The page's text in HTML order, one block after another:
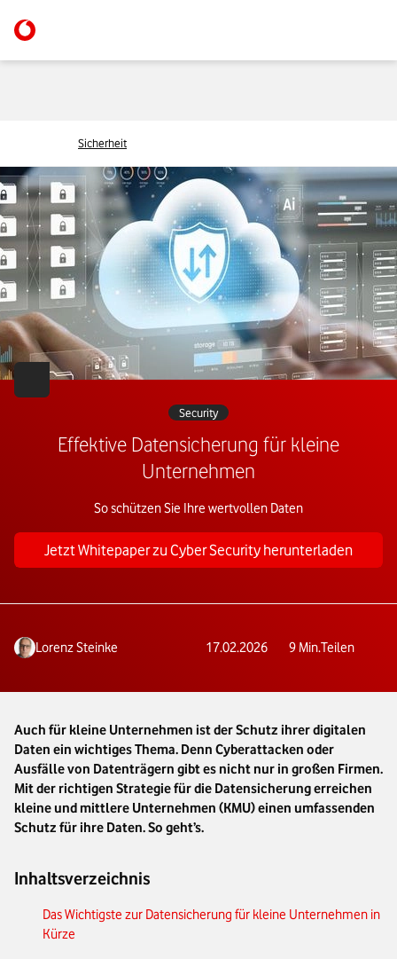
Sicherheit
Security
Effektive Datensicherung für kleine
Unternehmen
So schützen Sie Ihre wertvollen Daten
Jetzt Whitepaper zu Cyber Security herunterladen
Lorenz Steinke 17.02.2026 9 Min.Teilen
Auch für kleine Unternehmen ist der Schutz ihrer digitalen
Daten ein wichtiges Thema. Denn Cyberattacken oder
Ausfälle von Datenträgern gibt es nicht nur in großen Firmen.
Mit der richtigen Strategie für die Datensicherung erreichen
kleine und mittlere Unternehmen (KMU) einen umfassenden
Schutz für ihre Daten. So geht’s.
Inhaltsverzeichnis
Das Wichtigste zur Datensicherung für kleine Unternehmen in
Kürze